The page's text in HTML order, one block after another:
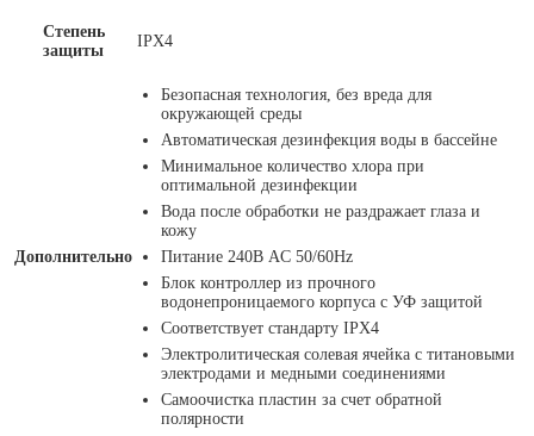
Степень
защиты
IPX4
Дополнительно
Безопасная технология, без вреда для
окружающей среды
Автоматическая дезинфекция воды в бассейне
Минимальное количество хлора при
оптимальной дезинфекции
Вода после обработки не раздражает глаза и
кожу
Питание 240В AC 50/60Hz
Блок контроллер из прочного
водонепроницаемого корпуса с УФ защитой
Соответствует стандарту IPX4
Электролитическая солевая ячейка с титановыми
электродами и медными соединениями
Самоочистка пластин за счет обратной
полярности